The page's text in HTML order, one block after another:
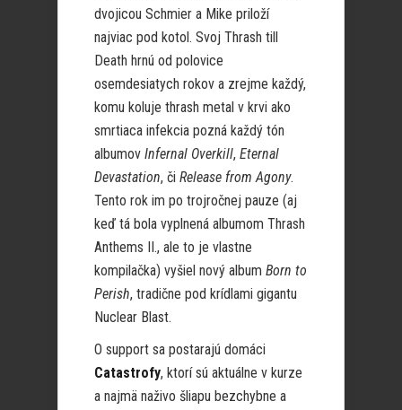
dvojicou Schmier a Mike priloží
najviac pod kotol. Svoj Thrash till
Death hrnú od polovice
osemdesiatych rokov a zrejme každý,
komu koluje thrash metal v krvi ako
smrtiaca infekcia pozná každý tón
albumov Infernal Overkill, Eternal
Devastation, či Release from Agony.
Tento rok im po trojročnej pauze (aj
keď tá bola vyplnená albumom Thrash
Anthems II., ale to je vlastne
kompilačka) vyšiel nový album Born to
Perish, tradične pod krídlami gigantu
Nuclear Blast.
O support sa postarajú domáci
Catastrofy, ktorí sú aktuálne v kurze
a najmä naživo šliapu bezchybne a